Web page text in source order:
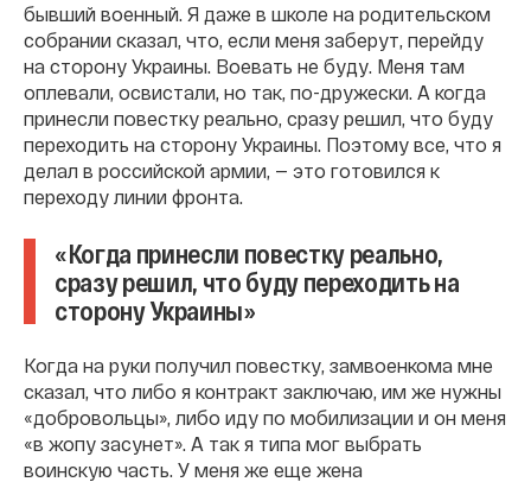
бывший военный. Я даже в школе на родительском
собрании сказал, что, если меня заберут, перейду
на сторону Украины. Воевать не буду. Меня там
оплевали, освистали, но так, по-дружески. А когда
принесли повестку реально, сразу решил, что буду
переходить на сторону Украины. Поэтому все, что я
делал в российской армии, — это готовился к
переходу линии фронта.
«Когда принесли повестку реально,
сразу решил, что буду переходить на
сторону Украины»
Когда на руки получил повестку, замвоенкома мне
сказал, что либо я контракт заключаю, им же нужны
«добровольцы», либо иду по мобилизации и он меня
«в жопу засунет». А так я типа мог выбрать
воинскую часть. У меня же еще жена